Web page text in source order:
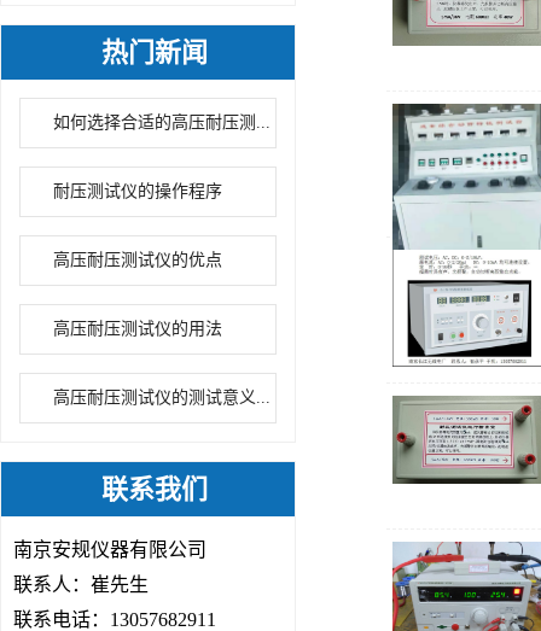
热门新闻
如何选择合适的高压耐压测...
耐压测试仪的操作程序
高压耐压测试仪的优点
高压耐压测试仪的用法
高压耐压测试仪的测试意义...
联系我们
南京安规仪器有限公司
联系人：崔先生
联系电话：13057682911